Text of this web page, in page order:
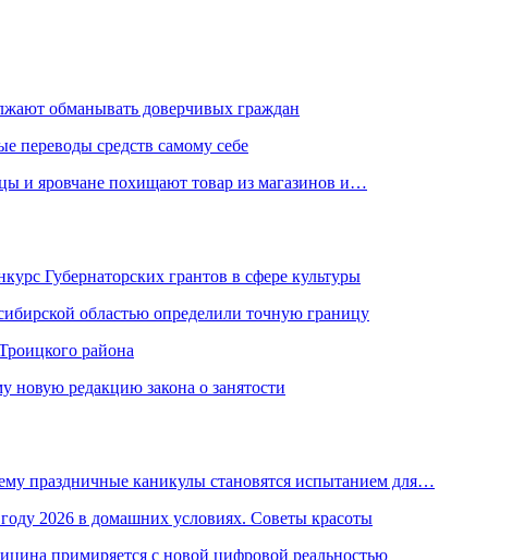
обманывать доверчивых граждан
переводы средств самому себе
и яровчане похищают товар из магазинов и…
Губернаторских грантов в сфере культуры
областью определили точную границу
района
новую редакцию закона о занятости
праздничные каникулы становятся испытанием для…
2026 в домашних условиях. Советы красоты
примиряется с новой цифровой реальностью